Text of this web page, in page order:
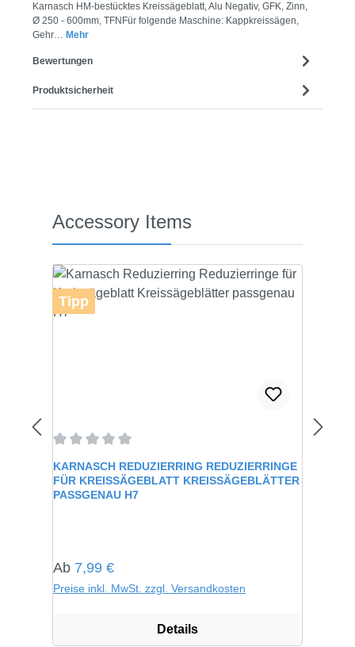
Karnasch HM-bestücktes Kreissägeblatt, Alu Negativ, GFK, Zinn,
Ø 250 - 600mm, TFNFür folgende Maschine: Kappkreissägen,
Gehr… Mehr
Bewertungen
Produktsicherheit
Produktgalerie überspringen
Accessory Items
Tipp
KARNASCH REDUZIERRING REDUZIERRINGE
FÜR KREISSÄGEBLATT KREISSÄGEBLÄTTER
PASSGENAU H7
Regulärer Preis:
Ab 7,99 €
Preise inkl. MwSt. zzgl. Versandkosten
Details